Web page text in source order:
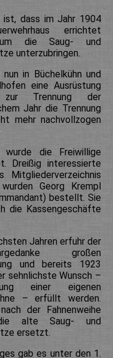
ist, dass im Jahr 1904
errichtet
die Saug- und
unterzubringen.
nun in Büchelkühn und
eine Ausrüstung
Trennung der
Jahr die Trennung
mehr nachvollzogen
die Freiwillige
Dreißig interessierte
Mitgliederverzeichnis
Georg Krempl
bestellt. Sie
die Kassengeschäfte
Jahren erfuhr der
großen
und bereits 1923
sehnlichste Wunsch –
einer eigenen
– erfüllt werden.
der Fahnenweihe
alte Saug- und
ersetzt.
gab es unter den 1.